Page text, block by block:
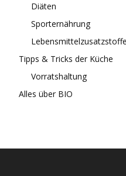
Diäten
Sporternährung
Lebensmittelzusatzstoffe
Tipps & Tricks der Küche
Vorratshaltung
Alles über BIO